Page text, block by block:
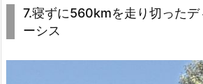
7.寝ずに560kmを走り切ったデ
ーシス